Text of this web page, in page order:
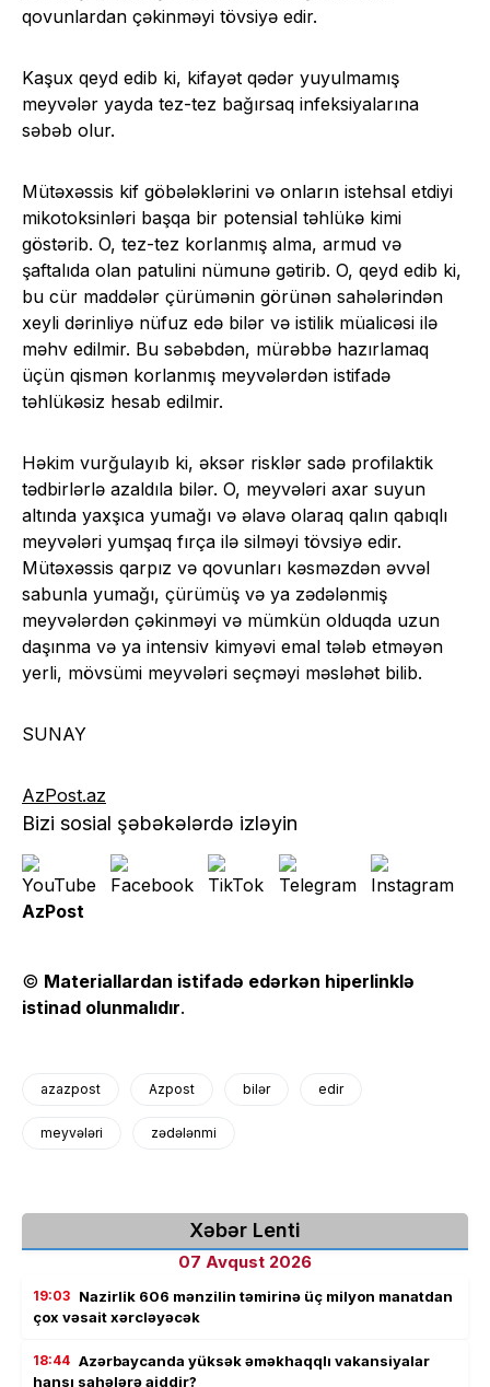
qovunlardan çəkinməyi tövsiyə edir.
Kaşux qeyd edib ki, kifayət qədər yuyulmamış
meyvələr yayda tez-tez bağırsaq infeksiyalarına
səbəb olur.
Mütəxəssis kif göbələklərini və onların istehsal etdiyi
mikotoksinləri başqa bir potensial təhlükə kimi
göstərib. O, tez-tez korlanmış alma, armud və
şaftalıda olan patulini nümunə gətirib. O, qeyd edib ki,
bu cür maddələr çürümənin görünən sahələrindən
xeyli dərinliyə nüfuz edə bilər və istilik müalicəsi ilə
məhv edilmir. Bu səbəbdən, mürəbbə hazırlamaq
üçün qismən korlanmış meyvələrdən istifadə
təhlükəsiz hesab edilmir.
Həkim vurğulayıb ki, əksər risklər sadə profilaktik
tədbirlərlə azaldıla bilər. O, meyvələri axar suyun
altında yaxşıca yumağı və əlavə olaraq qalın qabıqlı
meyvələri yumşaq fırça ilə silməyi tövsiyə edir.
Mütəxəssis qarpız və qovunları kəsməzdən əvvəl
sabunla yumağı, çürümüş və ya zədələnmiş
meyvələrdən çəkinməyi və mümkün olduqda uzun
daşınma və ya intensiv kimyəvi emal tələb etməyən
yerli, mövsümi meyvələri seçməyi məsləhət bilib.
SUNAY
AzPost.az
Bizi sosial şəbəkələrdə izləyin
AzPost
© Materiallardan istifadə edərkən hiperlinklə
istinad olunmalıdır.
azazpost Azpost bilər edir
meyvələri zədələnmi
Xəbər Lenti
07 Avqust 2026
19:03 Nazirlik 606 mənzilin təmirinə üç milyon manatdan
çox vəsait xərcləyəcək
18:44 Azərbaycanda yüksək əməkhaqqlı vakansiyalar
hansı sahələrə aiddir?